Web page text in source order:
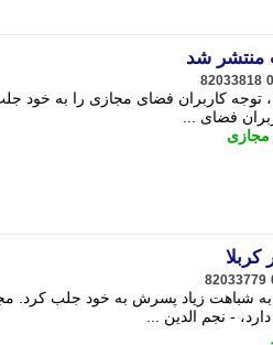
منتشر شد
82033818
توجه کاربران فضای مجازی را به خود
فضای ...
مجازی
82033779
را به شباهت زیاد پسرش به خود جلب کرد.
- نجم الدین ...